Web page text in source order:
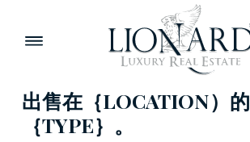
出售在｛LOCATION）的
｛TYPE｝。